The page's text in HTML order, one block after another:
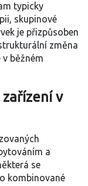
typicky
skupinové
je přizpůsoben
změna
běžném
v
a
se
kombinované